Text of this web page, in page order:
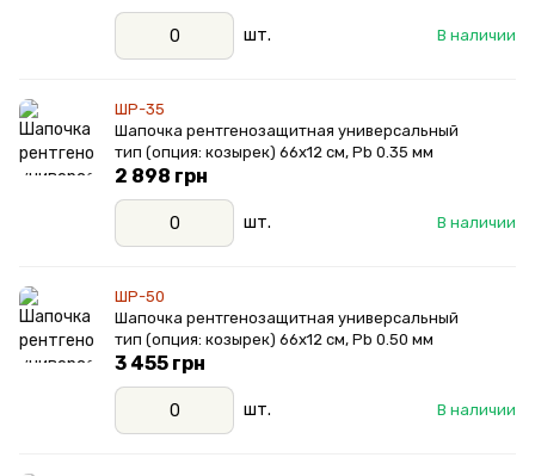
В наличии
шт.
ШР-35
Шапочка рентгенозащитная универсальный
тип (опция: козырек) 66х12 см, Pb 0.35 мм
В наличии
2 898 грн
шт.
ШР-50
Шапочка рентгенозащитная универсальный
тип (опция: козырек) 66х12 см, Pb 0.50 мм
В наличии
3 455 грн
шт.